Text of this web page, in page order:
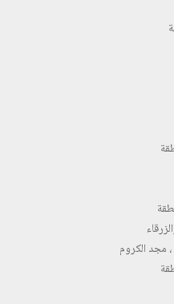
، مجد الكروم